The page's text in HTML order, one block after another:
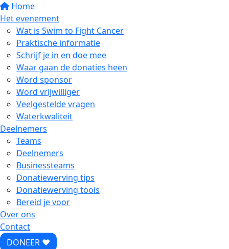
Home
Het evenement
Wat is Swim to Fight Cancer
Praktische informatie
Schrijf je in en doe mee
Waar gaan de donaties heen
Word sponsor
Word vrijwilliger
Veelgestelde vragen
Waterkwaliteit
Deelnemers
Teams
Deelnemers
Businessteams
Donatiewerving tips
Donatiewerving tools
Bereid je voor
Over ons
Contact
DONEER ♥